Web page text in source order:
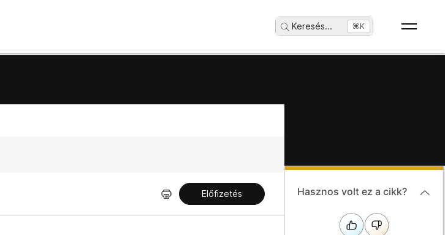
Keresés... ⌘K
Előfizetés Hasznos volt ez a cikk?